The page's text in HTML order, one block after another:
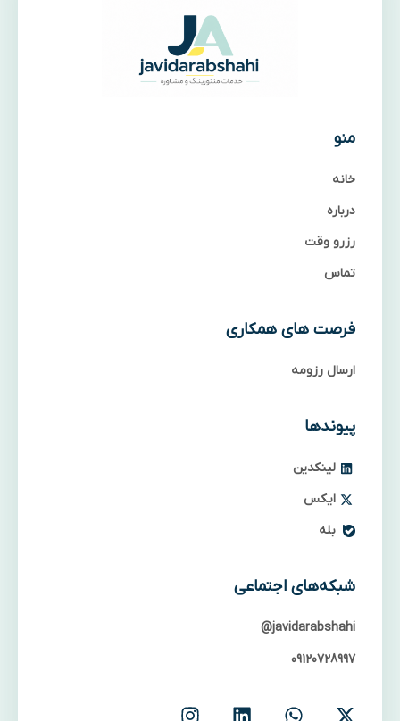
منو
خانه
درباره
رزرو وقت
تماس
فرصت های همکاری
ارسال رزومه
پیوندها
لینکدین
ایکس
بله
شبکه‌های اجتماعی
javidarabshahi@
09120728997